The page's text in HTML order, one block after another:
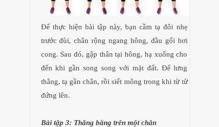
Để thực hiện bài tập này, bạn cầm tạ đôi nhẹ
trước đùi, chân rộng ngang hông, đầu gối hơi
cong. Sau đó, gập thân tại hông, hạ xuống cho
đến khi gần song song với mặt đất. Để lưng
thẳng, tạ gần chân, rồi siết mông trong khi từ từ
đứng lên.
Bài tập 3: Thăng bằng trên một chân